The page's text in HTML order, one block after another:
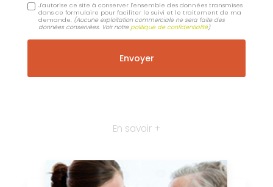
J'autorise ce site à conserver l'ensemble des données transmises
dans ce formulaire pour faciliter le suivi et le traitement de ma
demande. (Aucune exploitation commerciale ne sera faite des
données conservées. Voir notrepolitique de confidentialité)
En savoir +